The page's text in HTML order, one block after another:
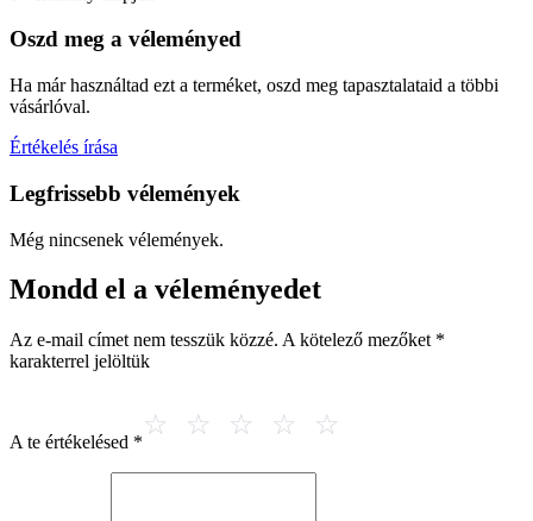
Oszd meg a véleményed
Ha már használtad ezt a terméket, oszd meg tapasztalataid a többi
vásárlóval.
Értékelés írása
Legfrissebb vélemények
Még nincsenek vélemények.
Mondd el a véleményedet
Az e-mail címet nem tesszük közzé. A kötelező mezőket *
karakterrel jelöltük
A te értékelésed *